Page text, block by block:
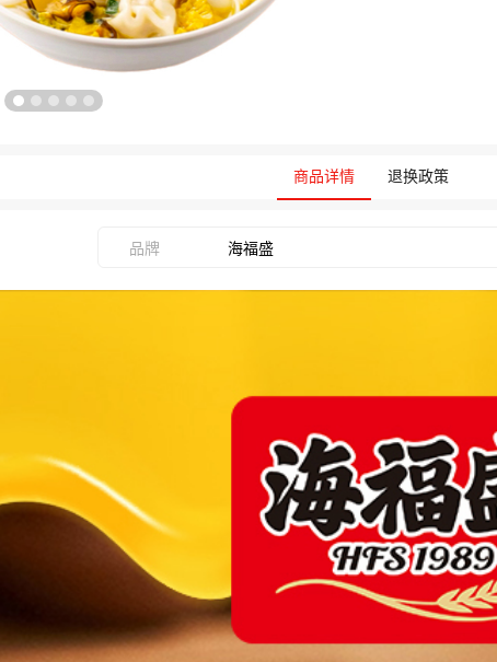
商品详情 退换政策
品牌 海福盛